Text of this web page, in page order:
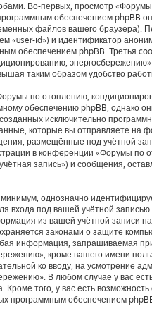
Во-первых, просмотр
обеспечением phpBB
файлов вашего браузера).
«user-id») и идентификатор
обеспечением phpBB. Третья
энергосбережению»
таким образом удобство
по отоплению,
обеспечению phpBB, однако
исключительно
которые вы отправляете на
размещённые под учётной
в конференции «Форумы по
запись») и сообщения,
минимум, однозначно
входа под вашей учётной
из вашей учётной записи
законами о защите
информация, запрашиваемая
кроме вашего имени
ко вводу, на усмотрение
В любом случае у вас
того, у вас есть возможность
программным обеспечением